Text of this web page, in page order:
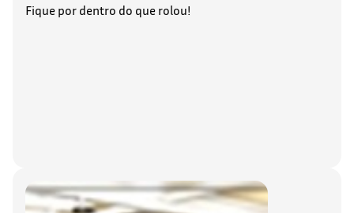
Fique por dentro do que rolou!